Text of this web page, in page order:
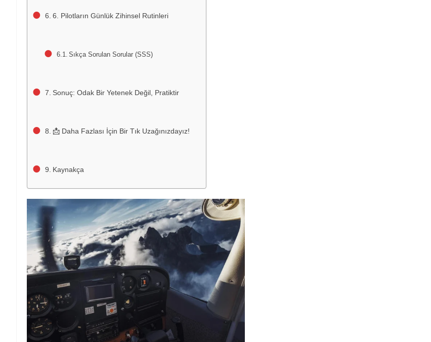
6. Pilotların Günlük Zihinsel Rutinleri
Sıkça Sorulan Sorular (SSS)
Sonuç: Odak Bir Yetenek Değil, Pratiktir
📩 Daha Fazlası İçin Bir Tık Uzağınızdayız!
Kaynakça